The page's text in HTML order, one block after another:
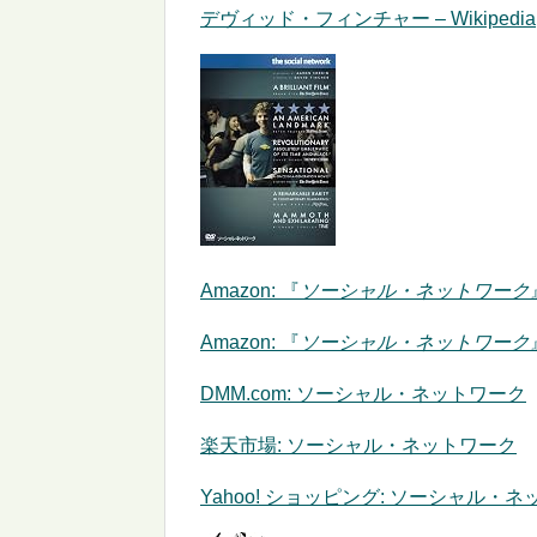
デヴィッド・フィンチャー – Wikipedia
Amazon: 『 ソーシャル・ネットワーク
Amazon: 『 ソーシャル・ネットワーク
DMM.com: ソーシャル・ネットワーク
楽天市場: ソーシャル・ネットワーク
Yahoo! ショッピング: ソーシャル・ネ